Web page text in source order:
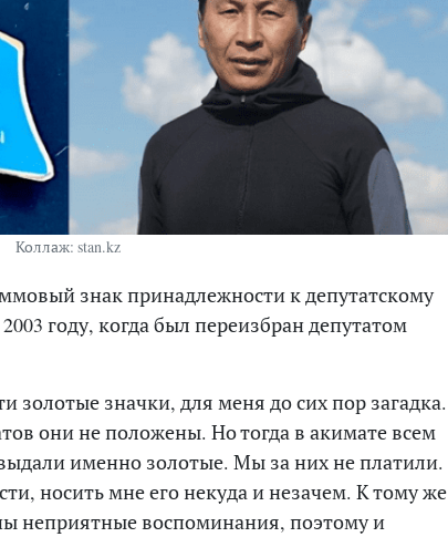
Коллаж: stan.kz
знак принадлежности к депутатскому
году, когда был переизбран депутатом
золотые значки, для меня до сих пор загадка.
они не положены. Но тогда в акимате всем
именно золотые. Мы за них не платили.
носить мне его некуда и незачем. К тому же
неприятные воспоминания, поэтому и